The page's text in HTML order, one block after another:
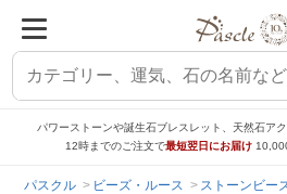
パワーストーンや誕生石ブレスレット、天然石ア
12時までのご注文で最短翌日にお届け
パスクル ビーズ・ルース ストーンビー